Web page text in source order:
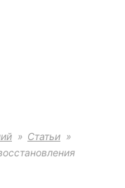
Статьи